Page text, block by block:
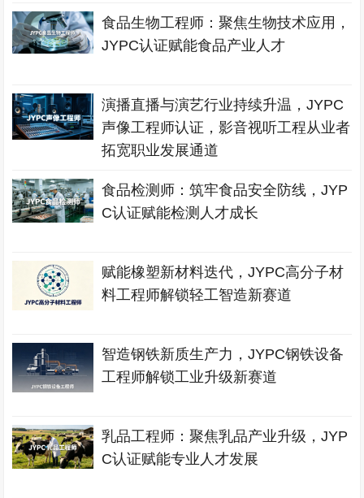
食品生物工程师：聚焦生物技术应用，
JYPC认证赋能食品产业人才
演播直播与演艺行业持续升温，JYPC
声像工程师认证，影音视听工程从业者
拓宽职业发展通道
食品检测师：筑牢食品安全防线，JYP
C认证赋能检测人才成长
赋能橡塑新材料迭代，JYPC高分子材
料工程师解锁轻工智造新赛道
智造钢铁新质生产力，JYPC钢铁设备
工程师解锁工业升级新赛道
乳品工程师：聚焦乳品产业升级，JYP
C认证赋能专业人才发展